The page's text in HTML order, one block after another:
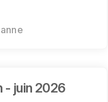
- juin 2026